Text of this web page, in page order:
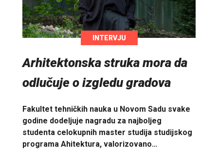
INTERVJU
Arhitektonska struka mora da
odlučuje o izgledu gradova
Fakultet tehničkih nauka u Novom Sadu svake
godine dodeljuje nagradu za najboljeg
studenta celokupnih master studija studijskog
programa Ahitektura, valorizovano…